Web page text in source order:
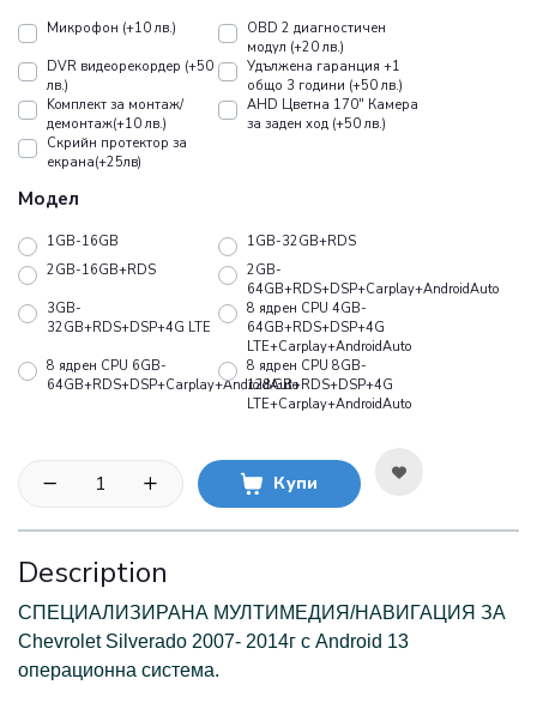
Микрофон (+10 лв.)
OBD 2 диагностичен
модул (+20 лв.)
DVR видеорекордер (+50
лв.)
Удължена гаранция +1
общо 3 години (+50 лв.)
Koмплект за монтаж/
демонтаж(+10 лв.)
AHD Цветна 170" Камера
за заден ход (+50 лв.)
Скрийн протектор за
екрана(+25лв)
Модел
1GB-16GB
1GB-32GB+RDS
2GB-16GB+RDS
2GB-
64GB+RDS+DSP+Carplay+AndroidAuto
3GB-
32GB+RDS+DSP+4G LTE
8 ядрен CPU 4GB-
64GB+RDS+DSP+4G
LTE+Carplay+AndroidAuto
8 ядрен CPU 6GB-
64GB+RDS+DSP+Carplay+AndroidAuto
8 ядрен CPU 8GB-
128GB+RDS+DSP+4G
LTE+Carplay+AndroidAuto
Купи
Description
СПЕЦИАЛИЗИРАНА МУЛТИМЕДИЯ/НАВИГАЦИЯ ЗА
Chevrolet Silverado 2007- 2014г с Android 13
операционна системa.